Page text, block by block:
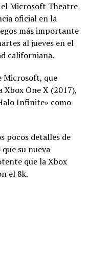
Microsoft Theatre
oficial en la
más importante
al jueves en el
californiana.
Microsoft, que
Xbox One X (2017),
Infinite» como
pocos detalles de
su nueva
que la Xbox
el 8k.